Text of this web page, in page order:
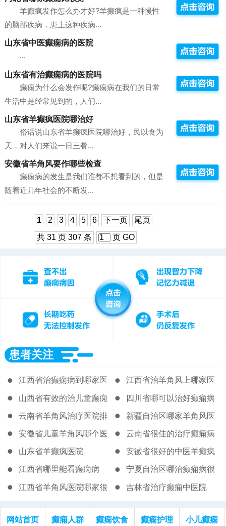
羊癫疯发作怎么办才好?羊癫疯是一种慢性
的脑部疾病，患上这种疾病...
山东省中医癫痫病的医院
...
山东省有治癫痫病的医院吗
癫痫为什么会发作呢?癫痫病在我们的日常
生活中是经常见到的，人们...
山东省羊癫疯医院哪治好
俗话说山东省羊癫疯医院哪治好，民以食为
天，对人们来说一日三餐...
安徽省羊角风要作哪些检查
癫痫病的发生是我们谁都不想看到的，但是
随着近几年社会的不断发...
1 2 3 4 5 6 下一页
尾页
共 31 页 307 条
页 GO
患者关注
江西省治癫痫病到哪家医
院比较好
江西省治羊角风上哪家医
院好
山西省有效的治儿童癫痫
病医院
四川省哪可以治好癫痫病
云南省羊角风治疗医院排
名
新疆自治区哪家羊角风医
院有名
安徽省儿童羊角风哪个医
院好
云南省很佳的治疗癫痫病
的医院
山东省羊癫疯医院 安徽省很好的中医羊癫疯
医院
江西省哪里能看癫痫病 宁夏自治区哪治癫痫病很
可靠
江西省羊角风医院哪家很 吉林省治疗癫痫中医院
网站首页 癫痫人群 癫痫饮食 癫痫护理 小儿癫痫